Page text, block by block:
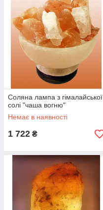
Соляна лампа з гімалайської
солі "чаша вогню"
Немає в наявності
1 722 ₴